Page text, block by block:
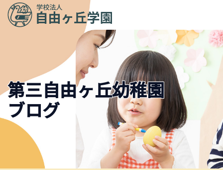
第三自由ヶ丘幼稚園
ブログ